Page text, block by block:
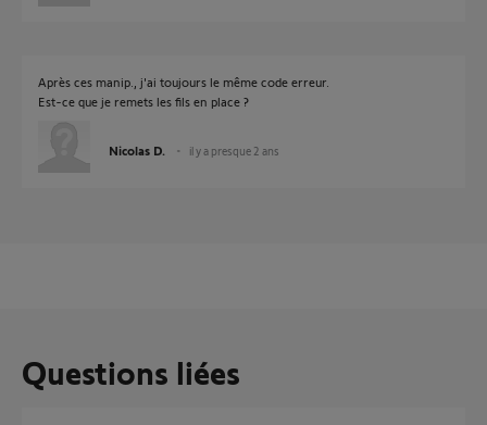
Après ces manip., j'ai toujours le même code erreur.
Est-ce que je remets les fils en place ?
Nicolas D. il y a presque 2 ans
Questions liées